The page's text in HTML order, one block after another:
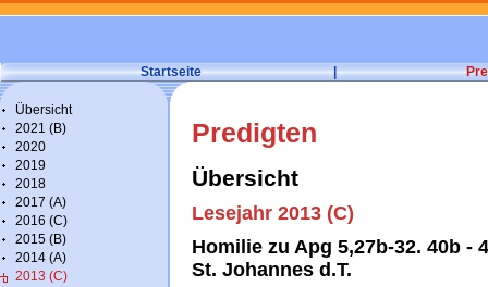
Startseite |
Übersicht
2021 (B)
2020
2019
2018
2017 (A)
2016 (C)
2015 (B)
2014 (A)
2013 (C)
Predigten
Übersicht
Lesejahr 2013 (C)
Homilie zu Apg 5,27b-32. 40b -
St. Johannes d.T.